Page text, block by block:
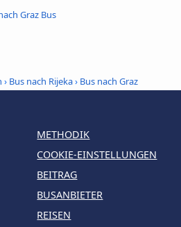
Graz Bus
› Bus nach Rijeka› Bus nach Graz
METHODIK
COOKIE-EINSTELLUNGEN
BEITRAG
BUSANBIETER
REISEN